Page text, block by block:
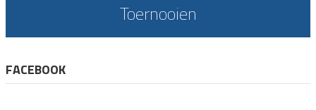
Toernooien
FACEBOOK